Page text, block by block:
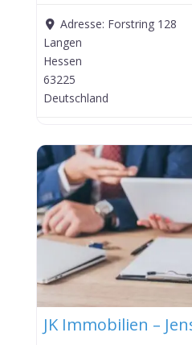
Adresse: Forstring 128
Langen
Hessen
63225
Deutschland
JK Immobilien –